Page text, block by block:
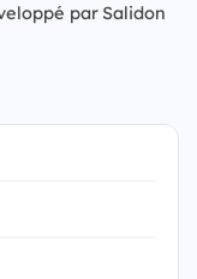
par Salidon